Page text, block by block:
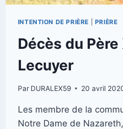
INTENTION DE PRIÈRE PRIÈRE
Décès du
Lecuyer
Par DURALEX59 20 avril
Les membre de la
Notre Dame de